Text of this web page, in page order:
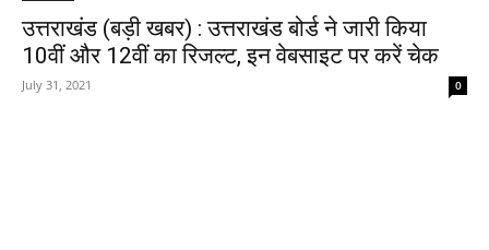
उत्तराखंड (बड़ी खबर) : उत्तराखंड बोर्ड ने जारी किया
10वीं और 12वीं का रिजल्ट, इन वेबसाइट पर करें चेक
July 31, 2021 0